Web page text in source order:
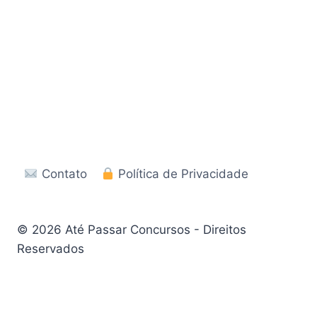
Contato Política de Privacidade
© 2026 Até Passar Concursos - Direitos
Reservados